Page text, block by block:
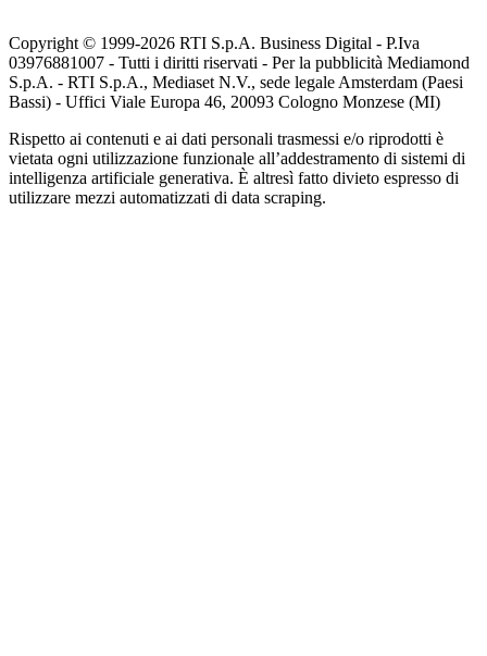
Copyright © 1999-2026 RTI S.p.A. Business Digital - P.Iva
03976881007 - Tutti i diritti riservati - Per la pubblicità Mediamond
S.p.A. - RTI S.p.A., Mediaset N.V., sede legale Amsterdam (Paesi
Bassi) - Uffici Viale Europa 46, 20093 Cologno Monzese (MI)
Rispetto ai contenuti e ai dati personali trasmessi e/o riprodotti è
vietata ogni utilizzazione funzionale all’addestramento di sistemi di
intelligenza artificiale generativa. È altresì fatto divieto espresso di
utilizzare mezzi automatizzati di data scraping.